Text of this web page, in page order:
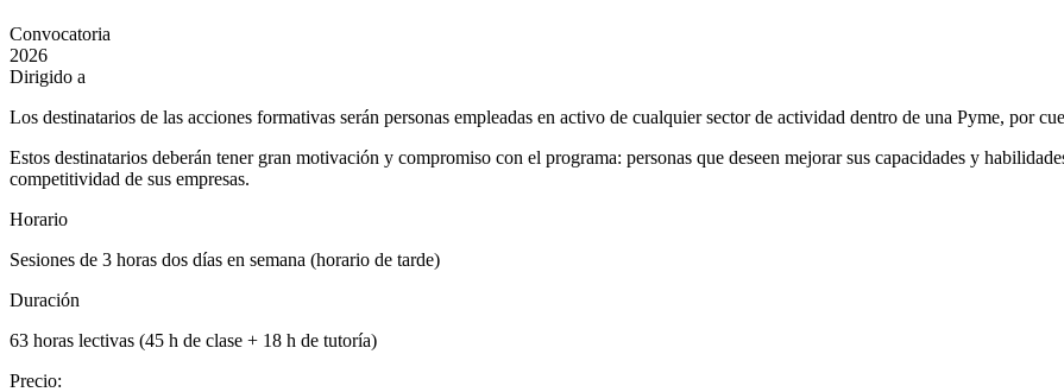
Convocatoria
2026
Dirigido a
Los destinatarios de las acciones formativas serán personas empleadas en activo de cualquier sector de actividad dentro de una Pyme, por
Estos destinatarios deberán tener gran motivación y compromiso con el programa: personas que deseen mejorar sus capacidades y
competitividad de sus empresas.
Horario
Sesiones de 3 horas dos días en semana (horario de tarde)
Duración
63 horas lectivas (45 h de clase + 18 h de tutoría)
Precio: